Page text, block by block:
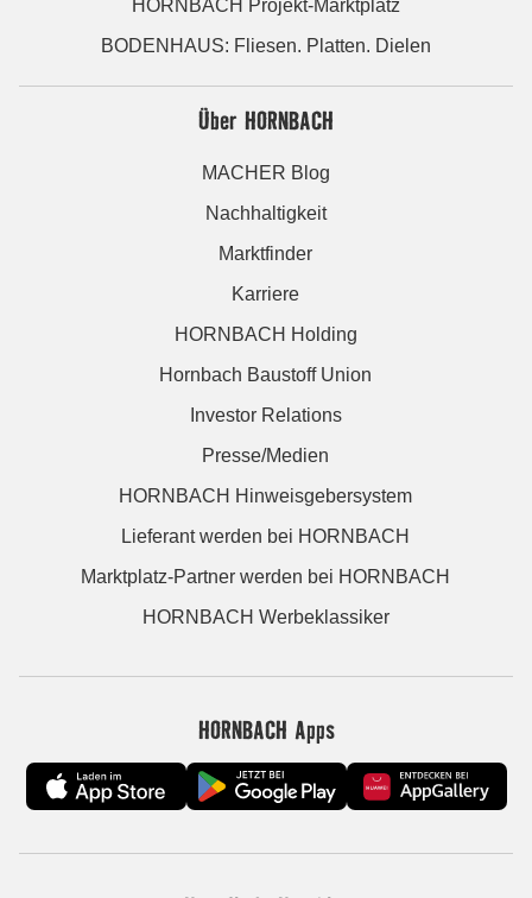
HORNBACH Projekt-Marktplatz
BODENHAUS: Fliesen. Platten. Dielen
Über HORNBACH
MACHER Blog
Nachhaltigkeit
Marktfinder
Karriere
HORNBACH Holding
Hornbach Baustoff Union
Investor Relations
Presse/Medien
HORNBACH Hinweisgebersystem
Lieferant werden bei HORNBACH
Marktplatz-Partner werden bei HORNBACH
HORNBACH Werbeklassiker
HORNBACH Apps